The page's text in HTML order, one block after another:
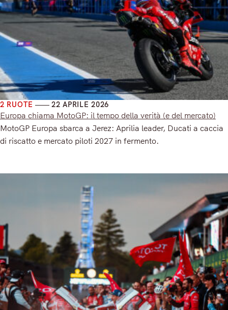
2 RUOTE 22 APRILE 2026
Europa chiama MotoGP: il tempo della verità (e del mercato)
MotoGP Europa sbarca a Jerez: Aprilia leader, Ducati a caccia
di riscatto e mercato piloti 2027 in fermento.